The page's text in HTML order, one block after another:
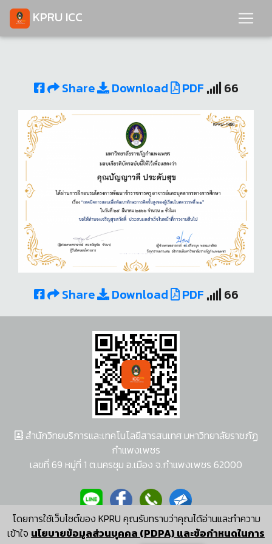
KPRU ICC
Share Download PDF 66
Share Download PDF 66
โดยการใช้เว็บไซต์ของ KPRU คุณรับทราบว่าคุณได้อ่านและทำความ
เข้าใจ นโยบายข้อมูลส่วนบุคคล (PDPA) และข้อกำหนดในการ
สำนักวิทยบริการและเทคโนโลยีสารสนเทศ มหาวิทยาลัยราชภัฏ
กำแพงเพชร
เลขที่ 69 หมู่ที่ 1 ต.นครชุม อ.เมือง จ.กำแพงเพชร 62000
ผู้พัฒนาระบบ อนุชา พวงผกา